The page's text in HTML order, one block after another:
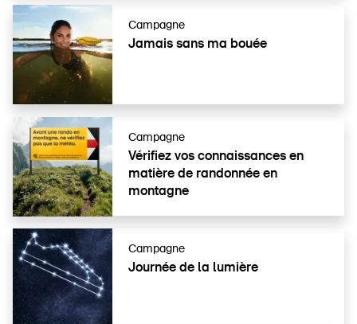
Seniors
École
Entreprises
À propos du BPA
Médias
Politique
Sinus Plus
Campagnes
Postes vacants
Campagne
Jamais sans ma bouée
Campagne
Vérifiez vos connais­sances en
matière de randonnée en
montagne
Campagne
Journée de la lumière